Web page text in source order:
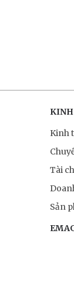
KINH
Kinh
Tài
Sản